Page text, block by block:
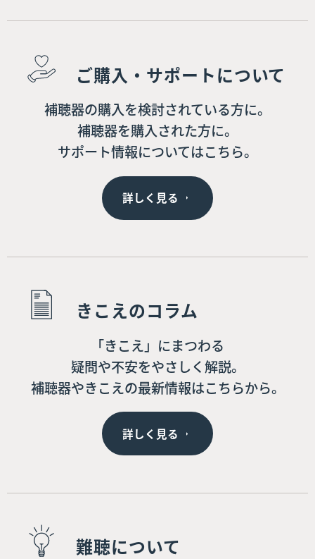
ご購入・サポートについて
補聴器の購入を検討されている方に。
補聴器を購入された方に。
サポート情報についてはこちら。
詳しく見る
きこえのコラム
「きこえ」にまつわる
疑問や不安をやさしく解説。
補聴器やきこえの最新情報はこちらから。
詳しく見る
難聴について